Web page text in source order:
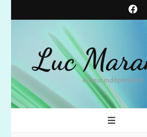
Luc
Auteur indépendant